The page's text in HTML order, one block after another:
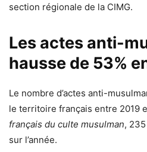
section régionale de la CIMG.
Les actes anti-
hausse de 53%
Le nombre d’actes anti-
le territoire français entre 2019
français du culte musulman,
sur l’année.